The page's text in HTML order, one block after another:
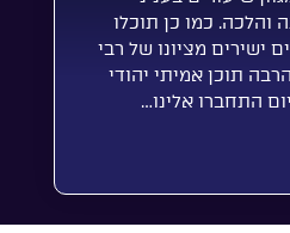
והלכה. כמו כן תוכלו
ישירים מציונו של רבי
תוכן אמיתי יהודי
התחברו אלינו…